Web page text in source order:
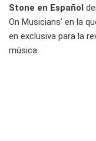
Stone en Español
On Musicians’ en la
en exclusiva para la
música.